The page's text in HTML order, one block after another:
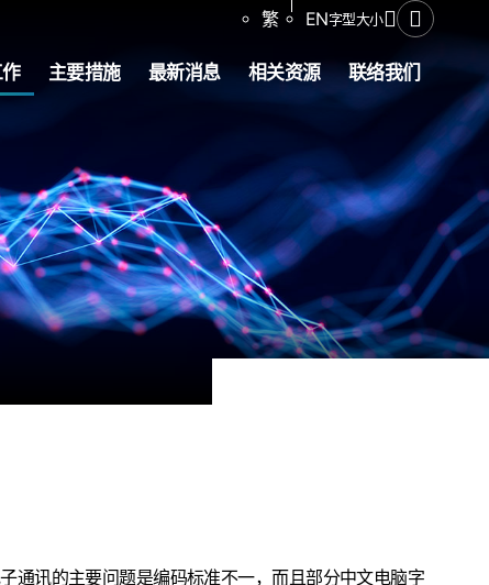
繁 EN字型大小分享打开搜寻
主要措施 最新消息 相关资源 联络我们
通讯的主要问题是编码标准不一，而且部分中文电脑字